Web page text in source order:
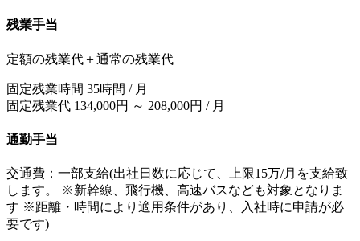
残業手当
定額の残業代＋通常の残業代
固定残業時間 35時間 / 月
固定残業代 134,000円 ～ 208,000円 / 月
通勤手当
交通費：一部支給(出社日数に応じて、上限15万/月を支給致
します。 ※新幹線、飛行機、高速バスなども対象となりま
す ※距離・時間により適用条件があり、入社時に申請が必
要です)